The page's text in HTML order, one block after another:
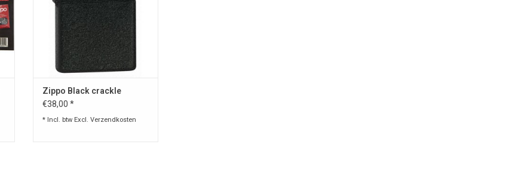
Zippo Black crackle
€38,00 *
* Incl. btw Excl. Verzendkosten